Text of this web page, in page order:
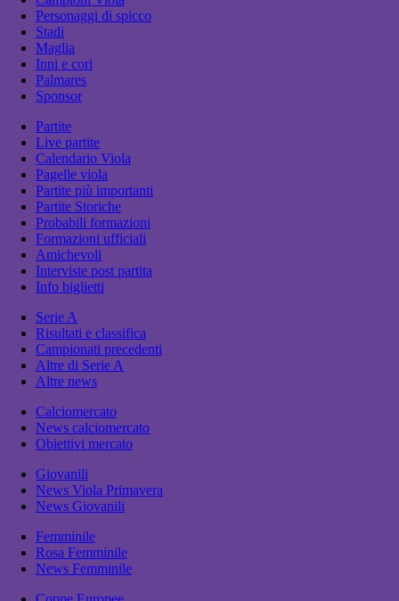
Personaggi di spicco
Stadi
Maglia
Inni e cori
Palmares
Sponsor
Partite
Live partite
Calendario Viola
Pagelle viola
Partite più importanti
Partite Storiche
Probabili formazioni
Formazioni ufficiali
Amichevoli
Interviste post partita
Info biglietti
Serie A
Risultati e classifica
Campionati precedenti
Altre di Serie A
Altre news
Calciomercato
News calciomercato
Obiettivi mercato
Giovanili
News Viola Primavera
News Giovanili
Femminile
Rosa Femminile
News Femminile